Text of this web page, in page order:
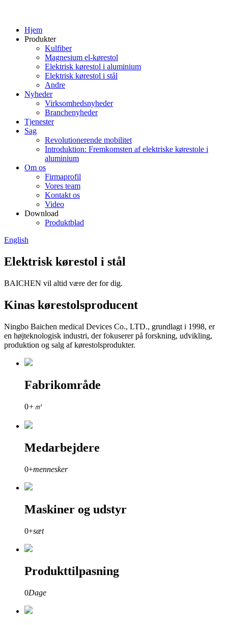
Hjem
Produkter
Kulfiber
Magnesium el-kørestol
Elektrisk kørestol i aluminium
Elektrisk kørestol i stål
Andre
Nyheder
Virksomhedsnyheder
Branchenyheder
Tjenester
Sag
Revolutionerende mobilitet
Introduktion: Fremkomsten af ​​elektriske kørestole i
aluminium
Om os
Firmaprofil
Vores team
Kontakt os
Video
Download
Produktblad
English
Elektrisk kørestol i stål
BAICHEN vil altid være der for dig.
Kinas kørestolsproducent
Ningbo Baichen medical Devices Co., LTD., grundlagt i 1998, er
en højteknologisk industri, der fokuserer på forskning, udvikling,
produktion og salg af kørestolsprodukter.
Fabrikområde
0+㎡
Medarbejdere
0+mennesker
Maskiner og udstyr
0+sæt
Produkttilpasning
0Dage